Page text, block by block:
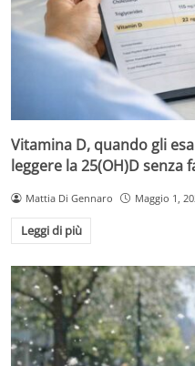
Vitamina D, quando gli
leggere la 25(OH)D senza
Mattia Di Gennaro Maggio 1,
Leggi di più